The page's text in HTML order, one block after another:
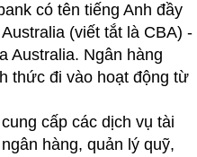
có tên tiếng Anh đầy
(viết tắt là CBA) -
Australia. Ngân hàng
thức đi vào hoạt động từ
cấp các dịch vụ tài
hàng, quản lý quỹ,